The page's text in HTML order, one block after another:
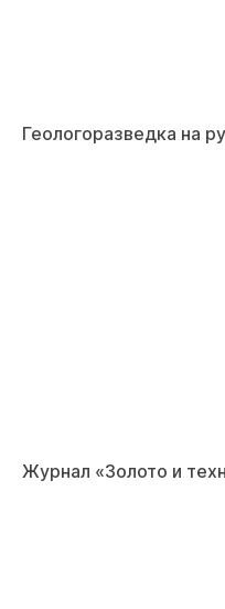
Геологоразведка на
Журнал «Золото и